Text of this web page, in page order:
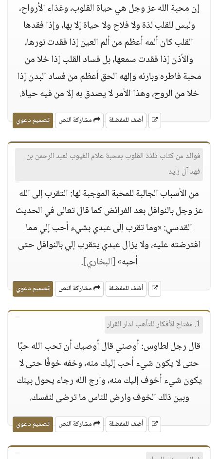
إن محبة الله عز وجل هي حياة القلوب، وغذاء الأرواح،
وليس للقلب لذة ولا فلاح ولا حياة إلا بها، وإذا فقدها
القلب كان ألمه أعظم من ألم العين إذا فقدت نورها،
والأذن إذا فقدت سمعها، بل فساد القلب إذا خلا من
محبة فاطره وبارئه وإلهه الحق أعظم من فساد البدن إذا
خلا من الروح، وهذا الأمر لا يصدق به إلا من فيه حياة.
أضف للمفضلة مشاركة النص تصميم دعوي
فوائد من كتاب تلذذ القلوب بمحبة علام الغيوب لعبد الرحمن بن
فهد آل زايد
من الأسباب الجالبة للمحبة الموجبة لها: التقرب إلى الله
عز وجل بالنوافل بعد الفرائض كما قال تعالى في الحديث
القدسي: «وما تقرب إلى عبدي بشيء أحب إلي مما
افترضته عليه، ولا يزال عبدي يتقرب إلي بالنوافل حتى
أحبه»[البخاري].
أضف للمفضلة مشاركة النص تصميم دعوي
1. مفتاح الأفكار للتأهب لدار القرار
قال رجل لطاوس: أوصني قال أوصيك أن تحب الله حبًا
حتى لا يكون شيء أحب إليك منه، وخفه خوفًا حتى لا
يكون شيء أخوف إليك منه، وارج الله رجاء يحول بينك
وبين ذلك الخوف وارض للناس ما ترضى لنفسك.
أضف للمفضلة مشاركة النص تصميم دعوي